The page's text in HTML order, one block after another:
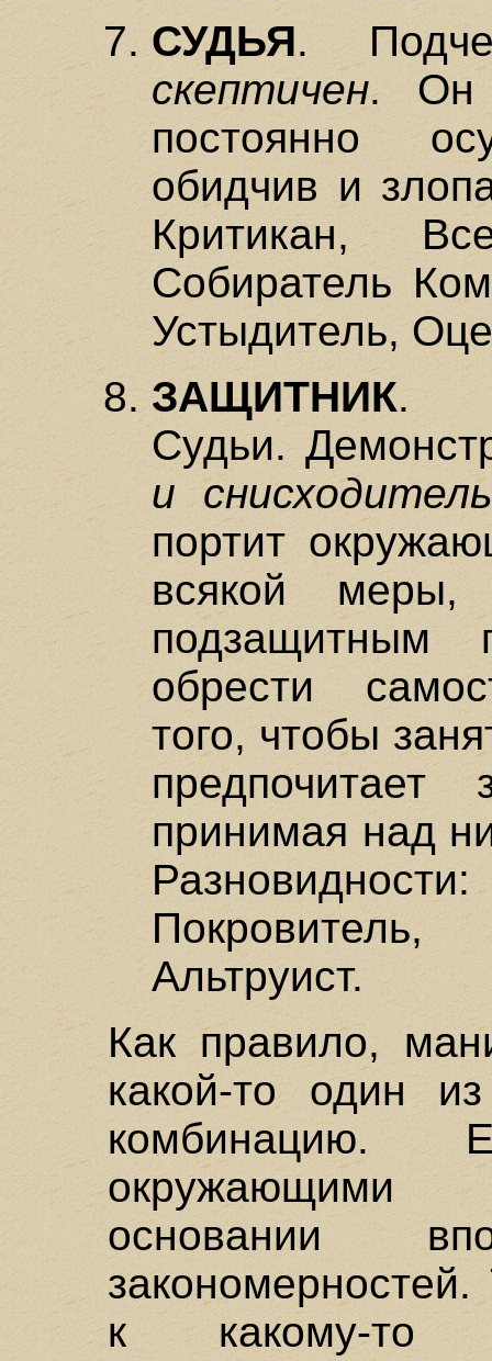
СУДЬЯ.
скептичен. Он
постоянно
обидчив и
Критикан,
Собиратель
Устыдитель,
ЗАЩИТНИК.
Судьи.
и
портит
всякой
подзащитным
обрести
того, чтобы
предпочитает
принимая над
Альтруист.
Как правило,
какой-то один
комбинацию.
окружающими
основании
к какому-то